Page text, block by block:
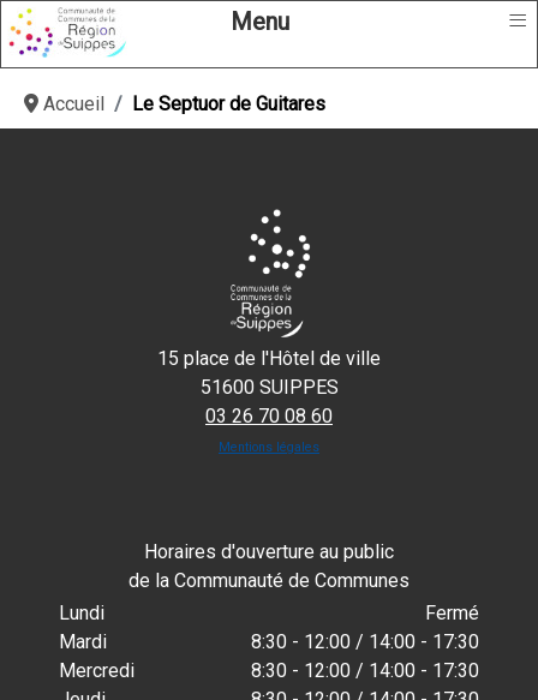
Menu ≡
Accueil Le Septuor de Guitares
15 place de l'Hôtel de ville
51600 SUIPPES
03 26 70 08 60
Mentions légales
Horaires d'ouverture au public
de la Communauté de Communes
Lundi
Fermé
Mardi
8:30 - 12:00 / 14:00 - 17:30
Mercredi
8:30 - 12:00 / 14:00 - 17:30